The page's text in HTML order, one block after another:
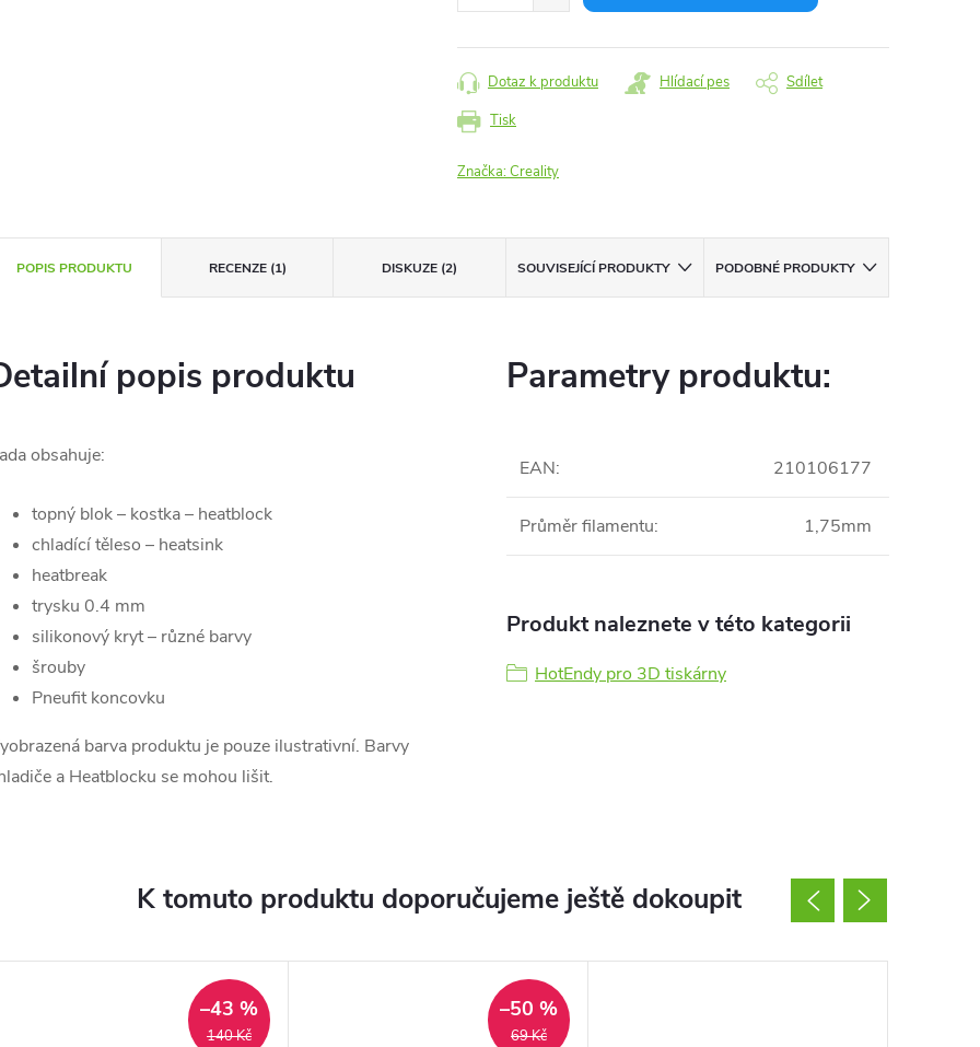
Tisk
Dotaz k produktu Hlídací pes Sdílet
Značka:Creality
POPIS PRODUKTU RECENZE (1) DISKUZE (2) SOUVISEJÍCÍ PRODUKTY PODOBNÉ PRODUKTY
popis produktu
obsahuje:
topný blok – kostka – heatblock
chladící těleso – heatsink
heatbreak
trysku 0.4 mm
silikonový kryt – různé barvy
šrouby
Pneufit koncovku
barva produktu je pouze ilustrativní. Barvy
a Heatblocku se mohou lišit.
Parametry produktu:
EAN: 210106177
Průměr filamentu: 1,75mm
Produkt naleznete v této kategorii
HotEndy pro 3D tiskárny
K tomuto produktu doporučujeme ještě dokoupit
140 Kč
–43 %
69 Kč
–50 %